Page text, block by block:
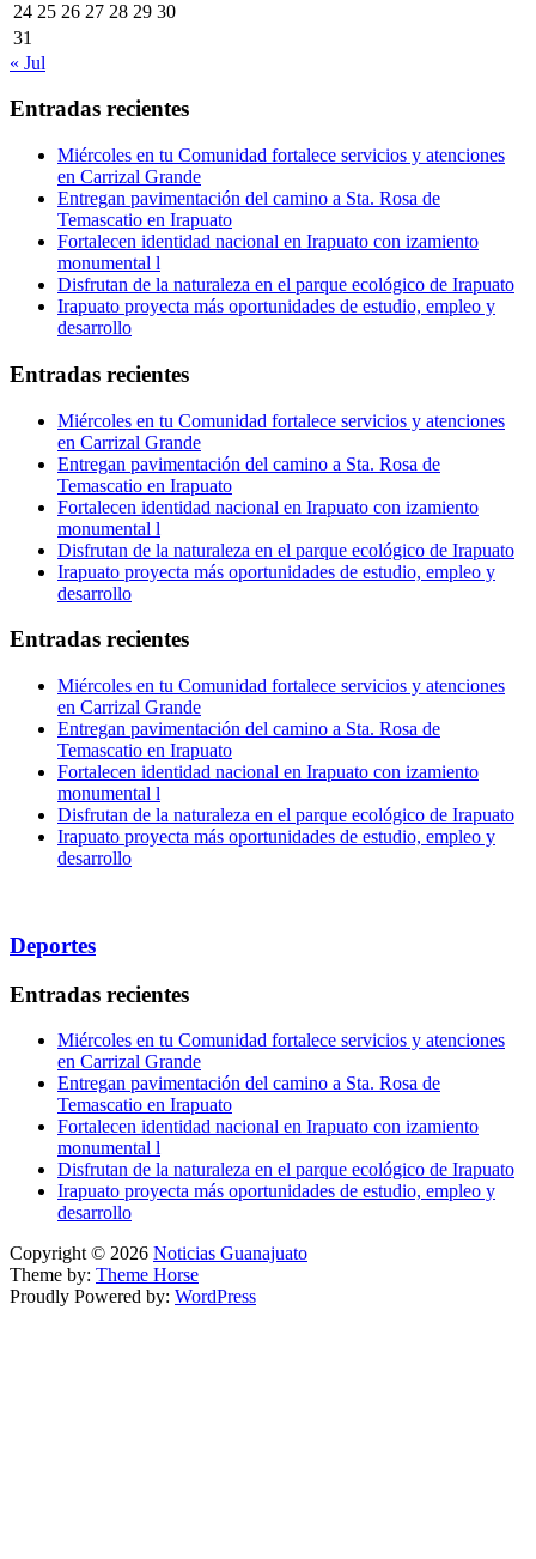
24 25 26 27 28 29 30
31
« Jul
Entradas recientes
Miércoles en tu Comunidad fortalece servicios y atenciones
en Carrizal Grande
Entregan pavimentación del camino a Sta. Rosa de
Temascatio en Irapuato
Fortalecen identidad nacional en Irapuato con izamiento
monumental l
Disfrutan de la naturaleza en el parque ecológico de Irapuato
Irapuato proyecta más oportunidades de estudio, empleo y
desarrollo
Entradas recientes
Miércoles en tu Comunidad fortalece servicios y atenciones
en Carrizal Grande
Entregan pavimentación del camino a Sta. Rosa de
Temascatio en Irapuato
Fortalecen identidad nacional en Irapuato con izamiento
monumental l
Disfrutan de la naturaleza en el parque ecológico de Irapuato
Irapuato proyecta más oportunidades de estudio, empleo y
desarrollo
Entradas recientes
Miércoles en tu Comunidad fortalece servicios y atenciones
en Carrizal Grande
Entregan pavimentación del camino a Sta. Rosa de
Temascatio en Irapuato
Fortalecen identidad nacional en Irapuato con izamiento
monumental l
Disfrutan de la naturaleza en el parque ecológico de Irapuato
Irapuato proyecta más oportunidades de estudio, empleo y
desarrollo
Deportes
Entradas recientes
Miércoles en tu Comunidad fortalece servicios y atenciones
en Carrizal Grande
Entregan pavimentación del camino a Sta. Rosa de
Temascatio en Irapuato
Fortalecen identidad nacional en Irapuato con izamiento
monumental l
Disfrutan de la naturaleza en el parque ecológico de Irapuato
Irapuato proyecta más oportunidades de estudio, empleo y
desarrollo
Copyright © 2026 Noticias Guanajuato
Theme by: Theme Horse
Proudly Powered by: WordPress